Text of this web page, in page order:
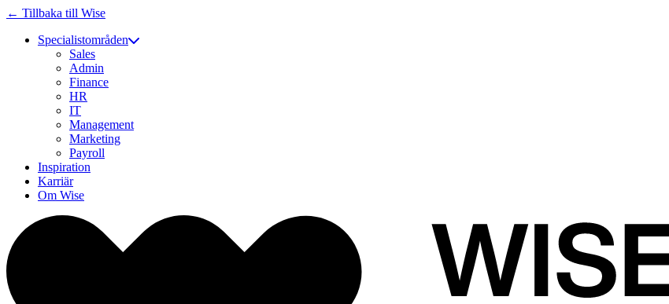
← Tillbaka till Wise
Specialistområden
Sales
Admin
Finance
HR
IT
Management
Marketing
Payroll
Inspiration
Karriär
Om Wise